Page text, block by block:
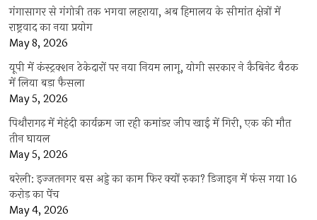
गंगासागर से गंगोत्री तक भगवा लहराया, अब हिमालय के सीमांत क्षेत्रों में
राष्ट्रवाद का नया प्रयोग
May 8, 2026
यूपी में कंस्ट्रक्शन ठेकेदारों पर नया नियम लागू, योगी सरकार ने कैबिनेट बैठक
में लिया बड़ा फैसला
May 5, 2026
पिथौरागढ़ में मेहंदी कार्यक्रम जा रही कमांडर जीप खाई में गिरी, एक की मौत
तीन घायल
May 5, 2026
बरेली: इज्जतनगर बस अड्डे का काम फिर क्यों रुका? डिजाइन में फंस गया 16
करोड़ का पेंच
May 4, 2026